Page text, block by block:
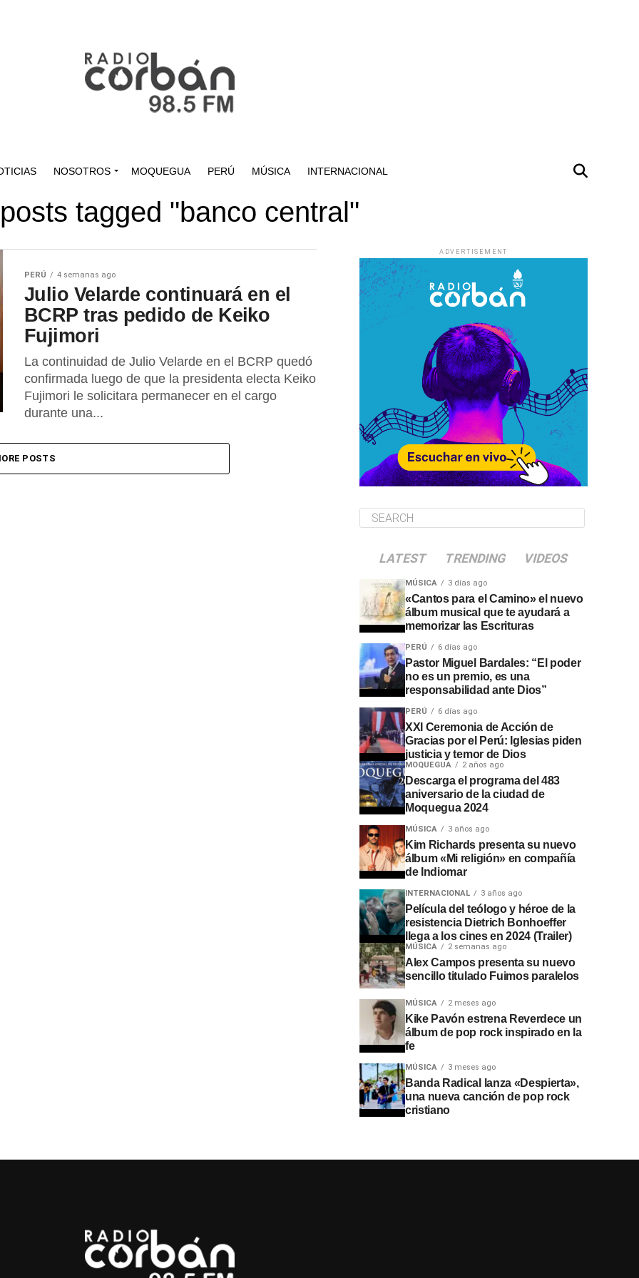
NOSOTROS MOQUEGUA PERÚ MÚSICA INTERNACIONAL
tagged "banco central"
PERÚ 4 semanas ago
Julio Velarde continuará en el
BCRP tras pedido de Keiko
Fujimori
La continuidad de Julio Velarde en el BCRP quedó
confirmada luego de que la presidenta electa Keiko
Fujimori le solicitara permanecer en el cargo
durante una...
POSTS
ADVERTISEMENT
LATEST TRENDING VIDEOS
MÚSICA 3 días ago
«Cantos para el Camino» el nuevo
álbum musical que te ayudará a
memorizar las Escrituras
PERÚ 6 días ago
Pastor Miguel Bardales: “El poder
no es un premio, es una
responsabilidad ante Dios”
PERÚ 6 días ago
XXI Ceremonia de Acción de
Gracias por el Perú: Iglesias piden
justicia y temor de Dios
MOQUEGUA 2 años ago
Descarga el programa del 483
aniversario de la ciudad de
Moquegua 2024
MÚSICA 3 años ago
Kim Richards presenta su nuevo
álbum «Mi religión» en compañía
de Indiomar
INTERNACIONAL 3 años ago
Película del teólogo y héroe de la
resistencia Dietrich Bonhoeffer
llega a los cines en 2024 (Trailer)
MÚSICA 2 semanas ago
Alex Campos presenta su nuevo
sencillo titulado Fuimos paralelos
MÚSICA 2 meses ago
Kike Pavón estrena Reverdece un
álbum de pop rock inspirado en la
fe
MÚSICA 3 meses ago
Banda Radical lanza «Despierta»,
una nueva canción de pop rock
cristiano